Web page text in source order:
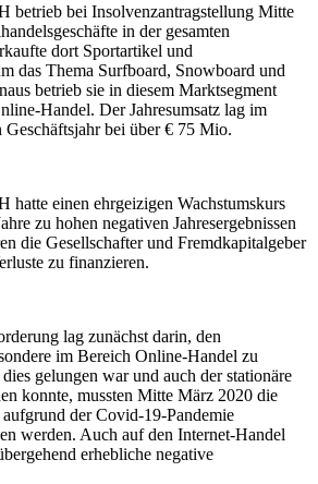
betrieb bei Insolvenzantragstellung Mitte
in der gesamten
dort Sportartikel und
das Thema Surfboard, Snowboard und
betrieb sie in diesem Marktsegment
Handel. Der Jahresumsatz lag im
Geschäftsjahr bei über € 75 Mio.
hatte einen ehrgeizigen Wachstumskurs
zu hohen negativen Jahresergebnissen
die Gesellschafter und Fremdkapitalgeber
zu finanzieren.
lag zunächst darin, den
im Bereich Online-Handel zu
gelungen war und auch der stationäre
konnte, mussten Mitte März 2020 die
der Covid-19-Pandemie
werden. Auch auf den Internet-Handel
erhebliche negative